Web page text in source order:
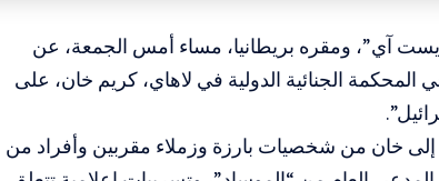
آي”، ومقره بريطانيا، مساء أمس الجمعة، عن
الجنائية الدولية في لاهاي، كريم خان، على
خان من شخصيات بارزة وزملاء مقربين وأفراد من